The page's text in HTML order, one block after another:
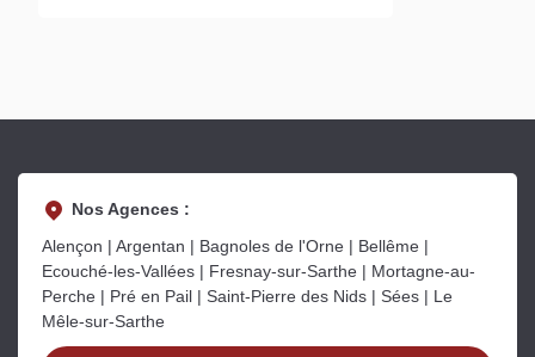
Nos Agences :
Alençon | Argentan | Bagnoles de l'Orne | Bellême |
Ecouché-les-Vallées | Fresnay-sur-Sarthe | Mortagne-au-
Perche | Pré en Pail | Saint-Pierre des Nids | Sées | Le
Mêle-sur-Sarthe